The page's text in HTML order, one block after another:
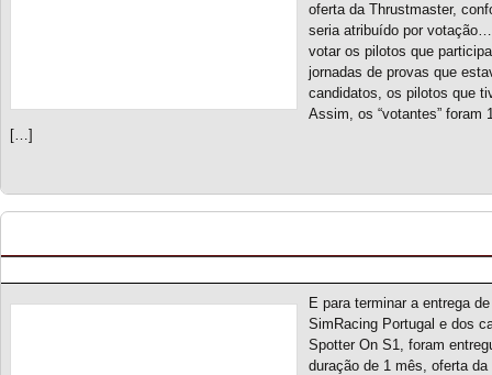
oferta da Thrustmaster,
seria atribuído por
votar os pilotos que
jornadas de provas que
candidatos, os pilotos que
Assim, os “votantes” foram
[…]
E para terminar a entrega
SimRacing Portugal e dos
Spotter On S1, foram
duração de 1 mês, oferta